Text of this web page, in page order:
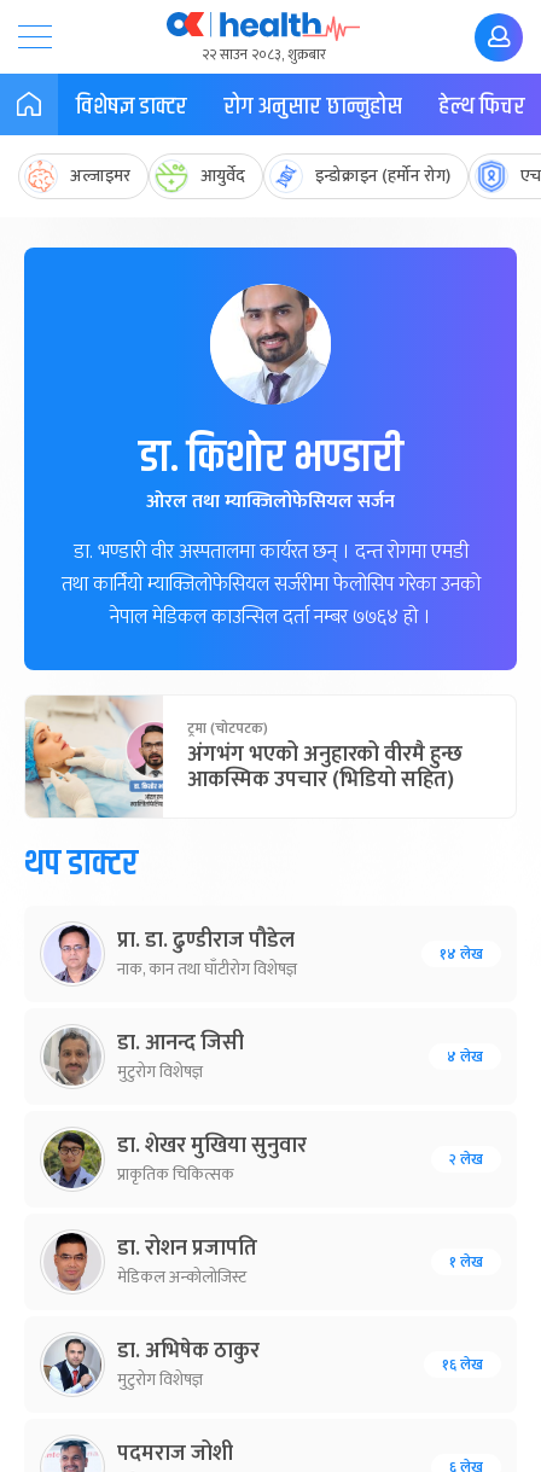
२२ साउन २०८३, शुक्रबार
विशेषज्ञ डाक्टर रोग अनुसार छान्नुहोस हेल्थ फिचर
अल्जाइमर आयुर्वेद इन्डोक्राइन (हर्मोन रोग)
डा. किशोर भण्डारी
ओरल तथा म्याक्जिलोफेसियल सर्जन
डा. भण्डारी वीर अस्पतालमा कार्यरत छन् । दन्त रोगमा एमडी
तथा कार्नियो म्याक्जिलोफेसियल सर्जरीमा फेलोसिप गरेका उनको
नेपाल मेडिकल काउन्सिल दर्ता नम्बर ७७६४ हो ।
ट्रमा (चोटपटक)
अंगभंग भएको अनुहारको वीरमै हुन्छ
आकस्मिक उपचार (भिडियो सहित)
थप डाक्टर
प्रा. डा. ढुण्डीराज पौडेल
नाक, कान तथा घाँटीरोग विशेषज्ञ
१४ लेख
डा. आनन्द जिसी
मुटुरोग विशेषज्ञ
४ लेख
डा. शेखर मुखिया सुनुवार
प्राकृतिक चिकित्सक
२ लेख
डा. रोशन प्रजापति
मेडिकल अन्कोलोजिस्ट
१ लेख
डा. अभिषेक ठाकुर
मुटुरोग विशेषज्ञ
१६ लेख
पदमराज जोशी ६ लेख